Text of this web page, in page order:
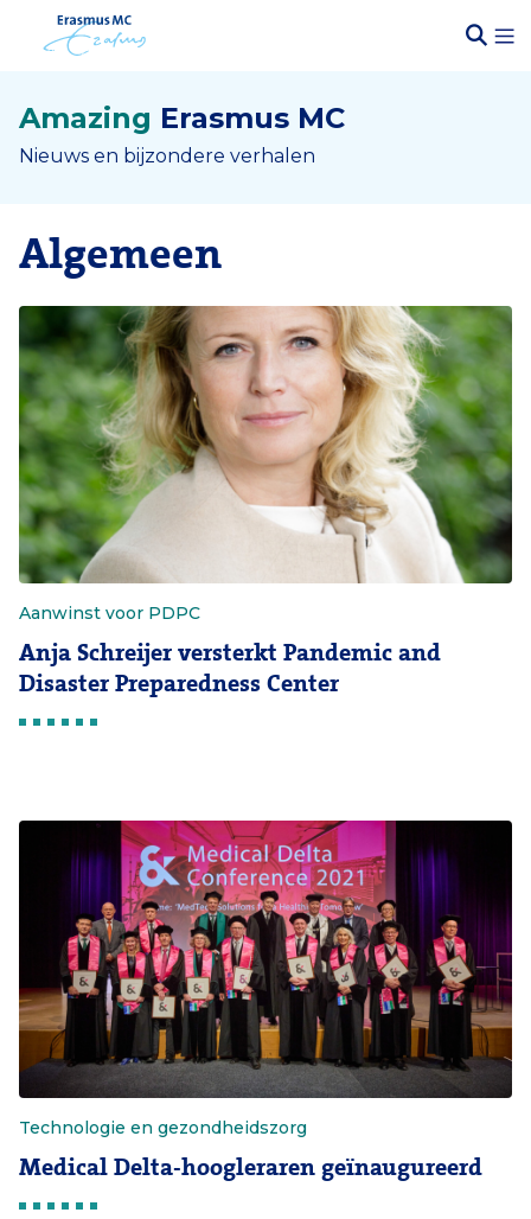
Amazing Erasmus MC
Nieuws en bijzondere verhalen
Algemeen
Aanwinst voor PDPC
Anja Schreijer versterkt Pandemic and
Disaster Preparedness Center
Technologie en gezondheidszorg
Medical Delta-hoogleraren geïnaugureerd